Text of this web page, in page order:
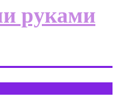
руками